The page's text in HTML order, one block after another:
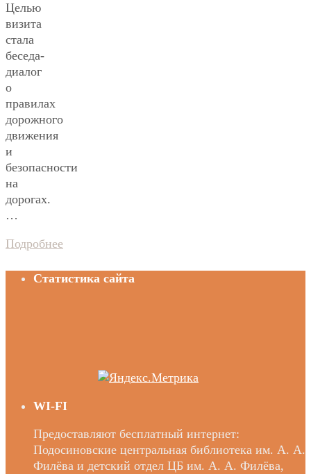
Целью
визита
стала
беседа-
диалог
о
правилах
дорожного
движения
и
безопасности
на
дорогах.
…
Подробнее
Статистика сайта
WI-FI
Предоставляют бесплатный интернет:
Подосиновские центральная библиотека им. А. А.
Филёва и детский отдел ЦБ им. А. А. Филёва,